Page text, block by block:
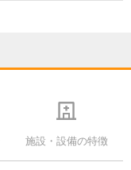
施設・設備の特徴